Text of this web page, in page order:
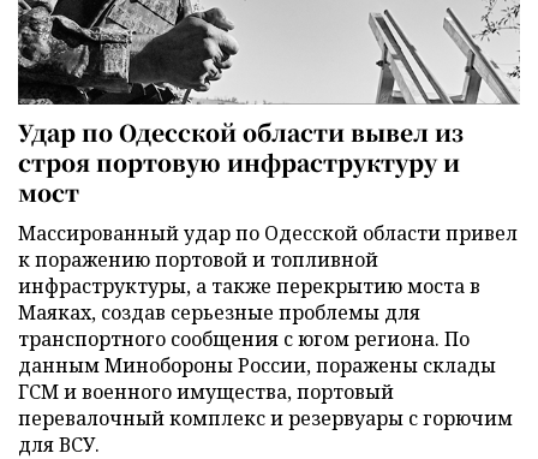
Удар по Одесской области вывел из
строя портовую инфраструктуру и
мост
Массированный удар по Одесской области привел
к поражению портовой и топливной
инфраструктуры, а также перекрытию моста в
Маяках, создав серьезные проблемы для
транспортного сообщения с югом региона. По
данным Минобороны России, поражены склады
ГСМ и военного имущества, портовый
перевалочный комплекс и резервуары с горючим
для ВСУ.